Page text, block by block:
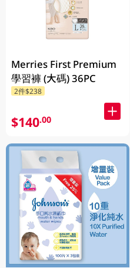
Merries First Premium
學習褲 (大碼) 36PC
2件$238
$140.00